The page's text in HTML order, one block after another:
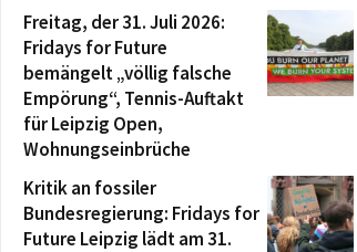
Freitag, der 31. Juli 2026:
Fridays for Future
bemängelt „völlig falsche
Empörung“, Tennis-Auftakt
für Leipzig Open,
Wohnungseinbrüche
Kritik an fossiler
Bundesregierung: Fridays for
Future Leipzig lädt am 31.